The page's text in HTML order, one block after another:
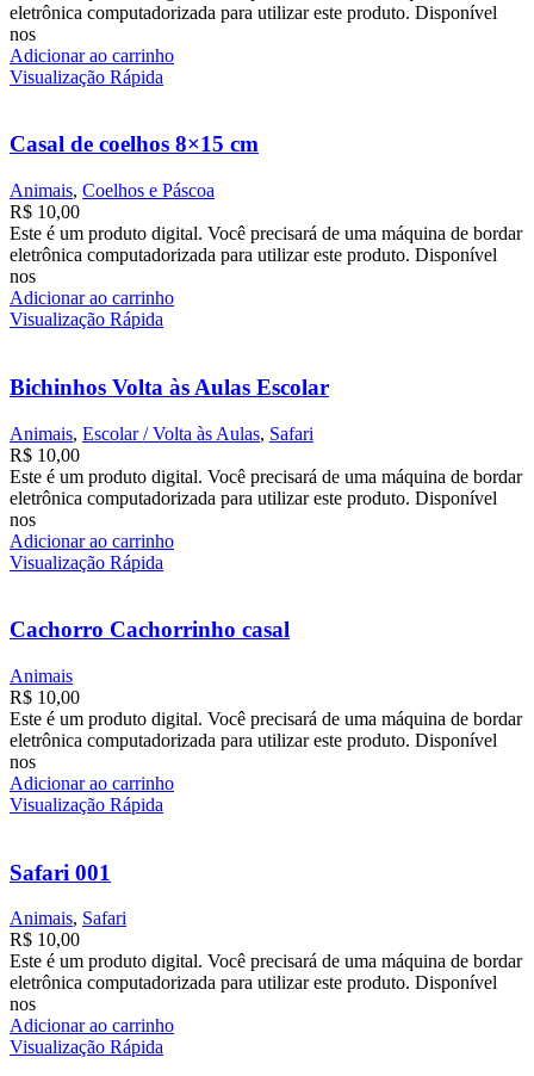
eletrônica computadorizada para utilizar este produto. Disponível
nos
Adicionar ao carrinho
Visualização Rápida
Casal de coelhos 8×15 cm
Animais, Coelhos e Páscoa
R$ 10,00
Este é um produto digital. Você precisará de uma máquina de bordar
eletrônica computadorizada para utilizar este produto. Disponível
nos
Adicionar ao carrinho
Visualização Rápida
Bichinhos Volta às Aulas Escolar
Animais, Escolar / Volta às Aulas, Safari
R$ 10,00
Este é um produto digital. Você precisará de uma máquina de bordar
eletrônica computadorizada para utilizar este produto. Disponível
nos
Adicionar ao carrinho
Visualização Rápida
Cachorro Cachorrinho casal
Animais
R$ 10,00
Este é um produto digital. Você precisará de uma máquina de bordar
eletrônica computadorizada para utilizar este produto. Disponível
nos
Adicionar ao carrinho
Visualização Rápida
Safari 001
Animais, Safari
R$ 10,00
Este é um produto digital. Você precisará de uma máquina de bordar
eletrônica computadorizada para utilizar este produto. Disponível
nos
Adicionar ao carrinho
Visualização Rápida